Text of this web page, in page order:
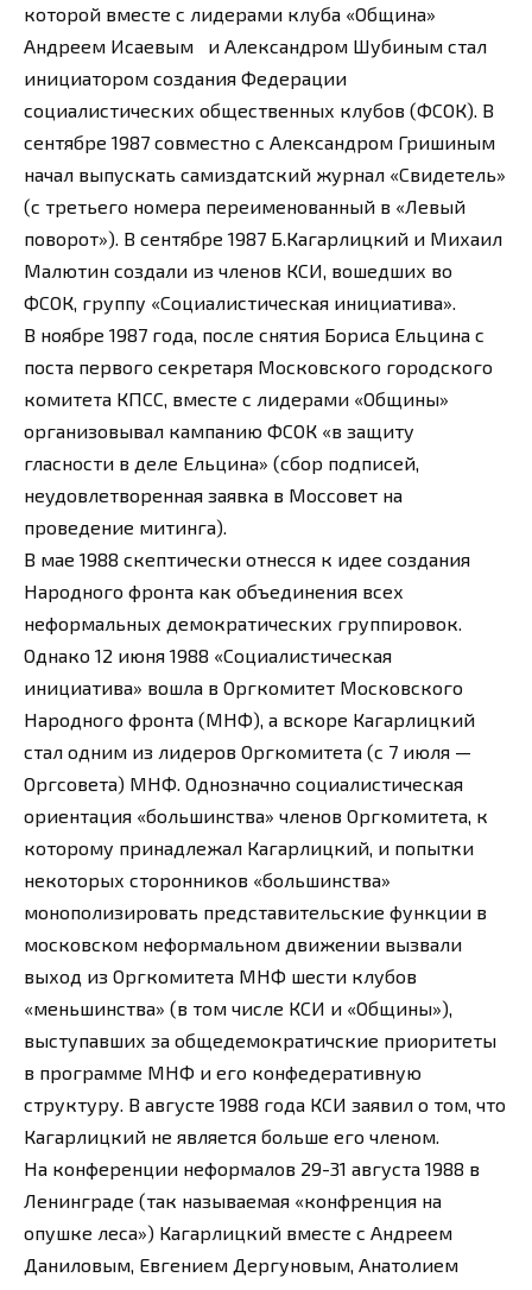
которой вместе с лидерами клуба «Община»
Андреем Исаевым и Александром Шубиным стал
инициатором создания Федерации
социалистических общественных клубов (ФСОК). В
сентябре 1987 совместно с Александром Гришиным
начал выпускать самиздатский журнал «Свидетель»
(с третьего номера переименованный в «Левый
поворот»). В сентябре 1987 Б.Кагарлицкий и Михаил
Малютин создали из членов КСИ, вошедших во
ФСОК, группу «Социалистическая инициатива».
В ноябре 1987 года, после снятия Бориса Ельцина с
поста первого секретаря Московского городского
комитета КПСС, вместе с лидерами «Общины»
организовывал кампанию ФСОК «в защиту
гласности в деле Ельцина» (сбор подписей,
неудовлетворенная заявка в Моссовет на
проведение митинга).
В мае 1988 скептически отнесся к идее создания
Народного фронта как объединения всех
неформальных демократических группировок.
Однако 12 июня 1988 «Социалистическая
инициатива» вошла в Оргкомитет Московского
Народного фронта (МНФ), а вскоре Кагарлицкий
стал одним из лидеров Оргкомитета (с 7 июля —
Оргсовета) МНФ. Однозначно социалистическая
ориентация «большинства» членов Оргкомитета, к
которому принадлежал Кагарлицкий, и попытки
некоторых сторонников «большинства»
монополизировать представительские функции в
московском неформальном движении вызвали
выход из Оргкомитета МНФ шести клубов
«меньшинства» (в том числе КСИ и «Общины»),
выступавших за общедемократичские приоритеты
в программе МНФ и его конфедеративную
структуру. В августе 1988 года КСИ заявил о том, что
Кагарлицкий не является больше его членом.
На конференции неформалов 29-31 августа 1988 в
Ленинграде (так называемая «конфренция на
опушке леса») Кагарлицкий вместе с Андреем
Даниловым, Евгением Дергуновым, Анатолием